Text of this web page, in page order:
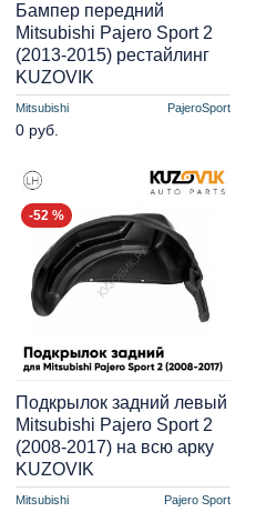
Mitsubishi PajeroSport
Бампер передний
Mitsubishi Pajero Sport 2
(2013-2015) рестайлинг
KUZOVIK
0 руб.
-52 %
Mitsubishi Pajero Sport
Подкрылок задний левый
Mitsubishi Pajero Sport 2
(2008-2017) на всю арку
KUZOVIK